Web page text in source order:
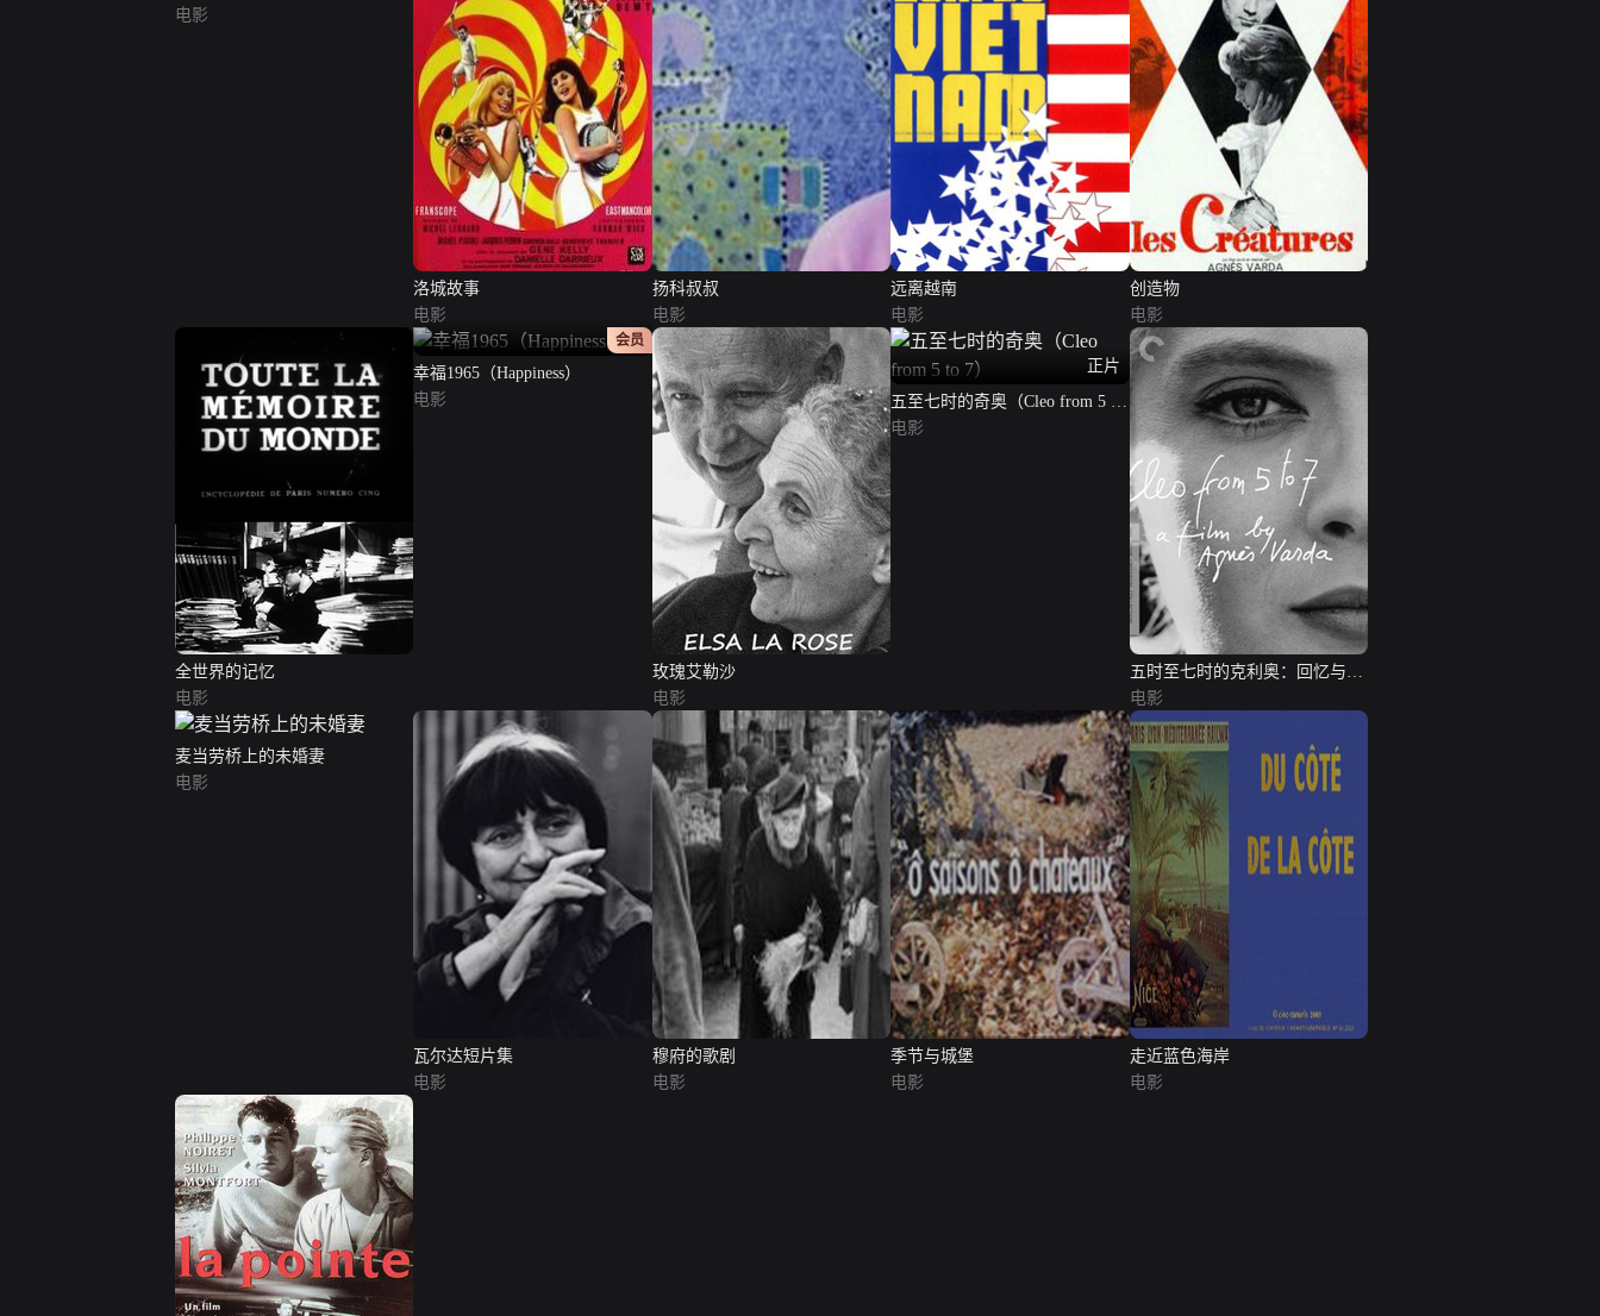
电影
洛城故事
电影
扬科叔叔
电影
远离越南
电影
创造物
电影
全世界的记忆
电影
正片
会员
幸福1965（Happiness）
电影
玫瑰艾勒沙
电影
正片
五至七时的奇奥（Cleo from 5 to
7）
电影
五时至七时的克利奥：回忆与逸
事
电影
麦当劳桥上的未婚妻
电影
瓦尔达短片集
电影
穆府的歌剧
电影
季节与城堡
电影
走近蓝色海岸
电影